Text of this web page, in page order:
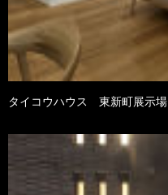
タイコウハウス 東新町展示場